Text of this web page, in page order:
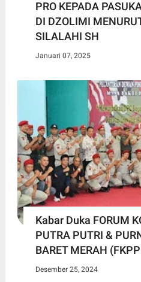
PRO KEPADA
DI DZOLIMI
SILALAHI SH
Januari 07, 2025
Kabar Duka FORUM
PUTRA PUTRI &
BARET MERAH
Desember 25, 2024